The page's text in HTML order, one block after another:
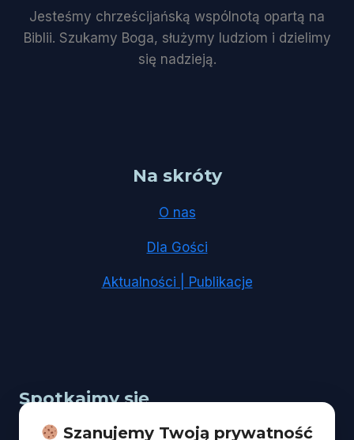
Jesteśmy chrześcijańską wspólnotą opartą na
Biblii. Szukamy Boga, służymy ludziom i dzielimy
się nadzieją.
Na skróty
O nas
Dla Gości
Aktualności | Publikacje
Spotkajmy się
Adres: Łódź, ul. Kopcińskiego 67
Szanujemy Twoją prywatność